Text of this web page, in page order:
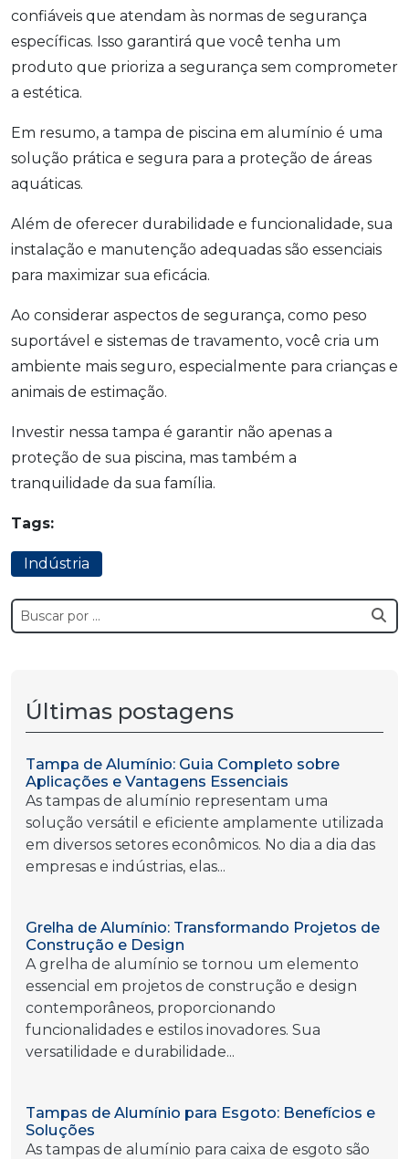
confiáveis que atendam às normas de segurança
específicas. Isso garantirá que você tenha um
produto que prioriza a segurança sem comprometer
a estética.
Em resumo, a tampa de piscina em alumínio é uma
solução prática e segura para a proteção de áreas
aquáticas.
Além de oferecer durabilidade e funcionalidade, sua
instalação e manutenção adequadas são essenciais
para maximizar sua eficácia.
Ao considerar aspectos de segurança, como peso
suportável e sistemas de travamento, você cria um
ambiente mais seguro, especialmente para crianças e
animais de estimação.
Investir nessa tampa é garantir não apenas a
proteção de sua piscina, mas também a
tranquilidade da sua família.
Tags:
Indústria
Últimas postagens
Tampa de Alumínio: Guia Completo sobre
Aplicações e Vantagens Essenciais
As tampas de alumínio representam uma
solução versátil e eficiente amplamente utilizada
em diversos setores econômicos. No dia a dia das
empresas e indústrias, elas...
Grelha de Alumínio: Transformando Projetos de
Construção e Design
A grelha de alumínio se tornou um elemento
essencial em projetos de construção e design
contemporâneos, proporcionando
funcionalidades e estilos inovadores. Sua
versatilidade e durabilidade...
Tampas de Alumínio para Esgoto: Benefícios e
Soluções
As tampas de alumínio para caixa de esgoto são